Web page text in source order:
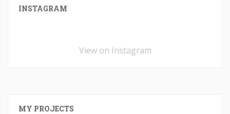
INSTAGRAM
View on Instagram
MY PROJECTS